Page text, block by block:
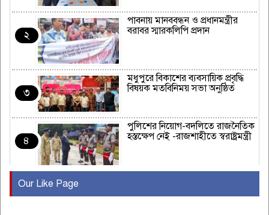
২
পাবনায় মানববন্ধন ও প্রধানমন্ত্রীর
বরাবর স্মারকলিপি প্রদান
৩
মধুপুরে বিকাশের ব্যবসায়িক প্রবৃদ্ধি
বিষয়ক মতবিনিময় সভা অনুষ্ঠিত
৪
পুলিশের নিয়োগ-বদলিতে রাজনৈতিক
হস্তক্ষেপ নেই -রাজশাহীতে স্বরাষ্ট্রমন্ত্রী
৫
বছর পূর্তি উদযাপন
Our Like Page